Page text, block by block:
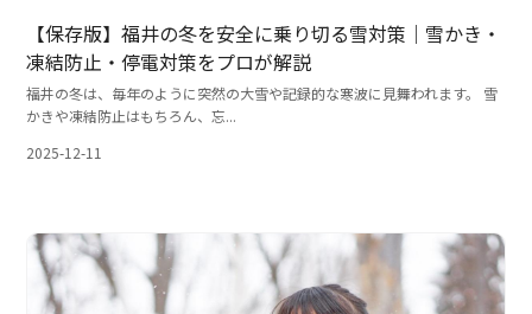
2025-12-11
【保存版】福井の冬を安全に乗り切る雪対策｜雪かき・
凍結防止・停電対策をプロが解説
福井の冬は、毎年のように突然の大雪や記録的な寒波に見舞われます。 雪
かきや凍結防止はもちろん、忘...